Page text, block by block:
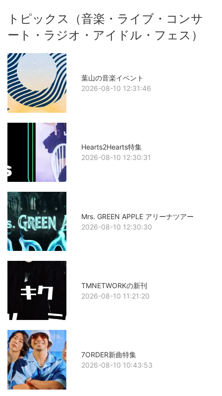
トピックス（音楽・ライブ・コンサ
ート・ラジオ・アイドル・フェス）
葉山の音楽イベント
2026-08-10 12:31:46
Hearts2Hearts特集
2026-08-10 12:30:31
Mrs. GREEN APPLE アリーナツアー
2026-08-10 12:30:30
TMNETWORKの新刊
2026-08-10 11:21:20
7ORDER新曲特集
2026-08-10 10:43:53